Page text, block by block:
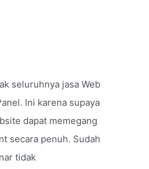
seluruhnya jasa Web
Ini karena supaya
dapat memegang
secara penuh. Sudah
tidak